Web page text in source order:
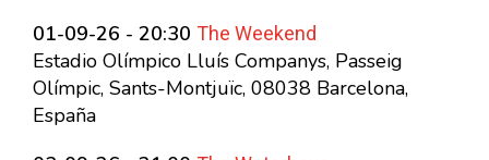
01-09-26 - 20:30 The Weekend
Estadio Olímpico Lluís Companys, Passeig
Olímpic, Sants-Montjuïc, 08038 Barcelona,
España